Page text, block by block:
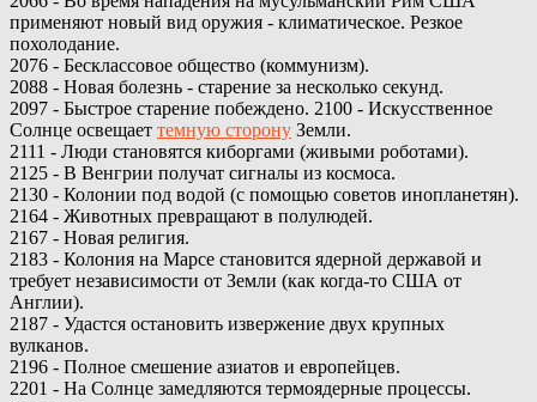
применяют новый вид оружия - климатическое. Резкое
похолодание.
2076 - Бесклассовое общество (коммунизм).
2088 - Новая болезнь - старение за несколько секунд.
2097 - Быстрое старение побеждено. 2100 - Искусственное
Солнце освещает темную сторону Земли.
2111 - Люди становятся киборгами (живыми роботами).
2125 - В Венгрии получат сигналы из космоса.
2130 - Колонии под водой (с помощью советов инопланетян).
2164 - Животных превращают в полулюдей.
2167 - Новая религия.
2183 - Колония на Марсе становится ядерной державой и
требует независимости от Земли (как когда-то США от
Англии).
2187 - Удастся остановить извержение двух крупных
вулканов.
2196 - Полное смешение азиатов и европейцев.
2201 - На Солнце замедляются термоядерные процессы.